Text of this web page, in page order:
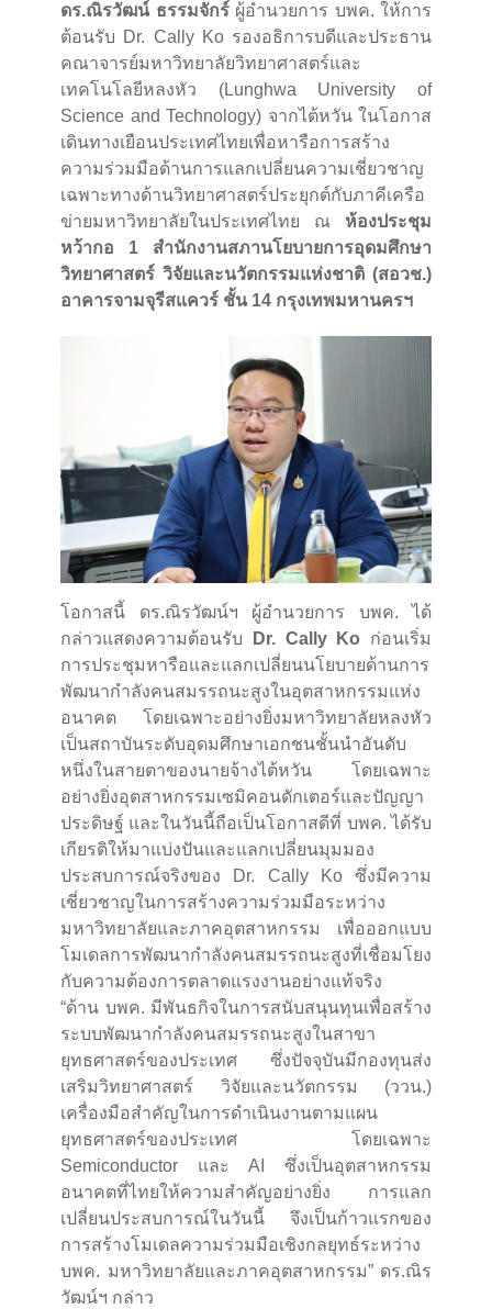
ดร.ณิรวัฒน์ ธรรมจักร์ผู้อำนวยการ บพค. ให้การ
ต้อนรับ Dr. Cally Ko รองอธิการบดีและประธาน
คณาจารย์มหาวิทยาลัยวิทยาศาสตร์และ
เทคโนโลยีหลงหัว (Lunghwa University of
Science and Technology) จากไต้หวัน ในโอกาส
เดินทางเยือนประเทศไทยเพื่อหารือการสร้าง
ความร่วมมือด้านการแลกเปลี่ยนความเชี่ยวชาญ
เฉพาะทางด้านวิทยาศาสตร์ประยุกต์กับภาคีเครือ
ข่ายมหาวิทยาลัยในประเทศไทย ณ ห้องประชุม
หว้ากอ 1 สำนักงานสภานโยบายการอุดมศึกษา
วิทยาศาสตร์ วิจัยและนวัตกรรมแห่งชาติ (สอวช.)
อาคารจามจุรีสแควร์ ชั้น 14 กรุงเทพมหานครฯ
โอกาสนี้ ดร.ณิรวัฒน์ฯ ผู้อำนวยการ บพค. ได้
กล่าวแสดงความต้อนรับ
Dr. Cally Ko ก่อนเริ่ม
การประชุมหารือและแลกเปลี่ยนนโยบายด้านการ
พัฒนากำลังคนสมรรถนะสูงในอุตสาหกรรมแห่ง
อนาคต โดยเฉพาะอย่างยิ่งมหาวิทยาลัยหลงหัว
เป็นสถาบันระดับอุดมศึกษาเอกชนชั้นนำอันดับ
หนึ่งในสายตาของนายจ้างไต้หวัน โดยเฉพาะ
อย่างยิ่งอุตสาหกรรมเซมิคอนดักเตอร์และปัญญา
ประดิษฐ์ และในวันนี้ถือเป็นโอกาสดีที่ บพค. ได้รับ
เกียรติให้มาแบ่งปันและแลกเปลี่ยนมุมมอง
ประสบการณ์จริงของ Dr. Cally Ko ซึ่งมีความ
เชี่ยวชาญในการสร้างความร่วมมือระหว่าง
มหาวิทยาลัยและภาคอุตสาหกรรม เพื่อออกแบบ
โมเดลการพัฒนากำลังคนสมรรถนะสูงที่เชื่อมโยง
กับความต้องการตลาดแรงงานอย่างแท้จริง
“ด้าน บพค. มีพันธกิจในการสนับสนุนทุนเพื่อสร้าง
ระบบพัฒนากำลังคนสมรรถนะสูงในสาขา
ยุทธศาสตร์ของประเทศ ซึ่งปัจจุบันมีกองทุนส่ง
เสริมวิทยาศาสตร์ วิจัยและนวัตกรรม (ววน.)
เครื่องมือสำคัญในการดำเนินงานตามแผน
ยุทธศาสตร์ของประเทศ โดยเฉพาะ
Semiconductor และ AI ซึ่งเป็นอุตสาหกรรม
อนาคตที่ไทยให้ความสำคัญอย่างยิ่ง การแลก
เปลี่ยนประสบการณ์ในวันนี้ จึงเป็นก้าวแรกของ
การสร้างโมเดลความร่วมมือเชิงกลยุทธ์ระหว่าง
บพค. มหาวิทยาลัยและภาคอุตสาหกรรม” ดร.ณิร
วัฒน์ฯ กล่าว